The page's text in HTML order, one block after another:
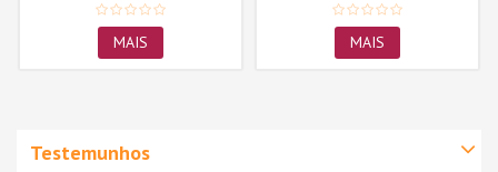
MAIS MAIS
Testemunhos